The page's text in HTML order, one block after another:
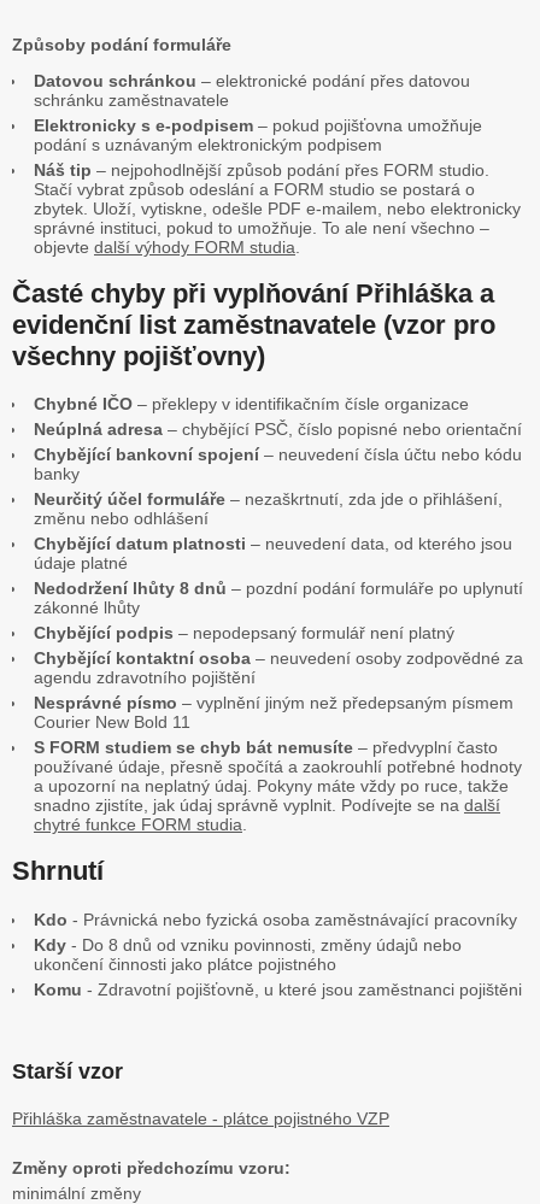
Způsoby podání formuláře
Datovou schránkou – elektronické podání přes datovou
schránku zaměstnavatele
Elektronicky s e-podpisem – pokud pojišťovna umožňuje
podání s uznávaným elektronickým podpisem
Náš tip – nejpohodlnější způsob podání přes FORM studio.
Stačí vybrat způsob odeslání a FORM studio se postará o
zbytek. Uloží, vytiskne, odešle PDF e-mailem, nebo elektronicky
správné instituci, pokud to umožňuje. To ale není všechno –
objevte další výhody FORM studia
Časté chyby při vyplňování Přihláška a
evidenční list zaměstnavatele (vzor pro
všechny pojišťovny)
Chybné IČO – překlepy v identifikačním čísle organizace
Neúplná adresa – chybějící PSČ, číslo popisné nebo orientační
Chybějící bankovní spojení– neuvedení čísla účtu nebo kódu
banky
Neurčitý účel formuláře – nezaškrtnutí, zda jde o přihlášení,
změnu nebo odhlášení
Chybějící datum platnosti – neuvedení data, od kterého jsou
údaje platné
Nedodržení lhůty 8 dnů – pozdní podání formuláře po uplynutí
zákonné lhůty
Chybějící podpis – nepodepsaný formulář není platný
Chybějící kontaktní osoba – neuvedení osoby zodpovědné za
agendu zdravotního pojištění
Nesprávné písmo – vyplnění jiným než předepsaným písmem
Courier New Bold 11
S FORM studiem se chyb bát nemusíte – předvyplní často
používané údaje, přesně spočítá a zaokrouhlí potřebné hodnoty
a upozorní na neplatný údaj. Pokyny máte vždy po ruce, takže
snadno zjistíte, jak údaj správně vyplnit. Podívejte se na další
chytré funkce FORM studia
Shrnutí
Kdo - Právnická nebo fyzická osoba zaměstnávající pracovníky
Kdy - Do 8 dnů od vzniku povinnosti, změny údajů nebo
ukončení činnosti jako plátce pojistného
Komu - Zdravotní pojišťovně, u které jsou zaměstnanci pojištěni
Starší vzor
Přihláška zaměstnavatele - plátce pojistného VZP
Změny oproti předchozímu vzoru:
minimální změny